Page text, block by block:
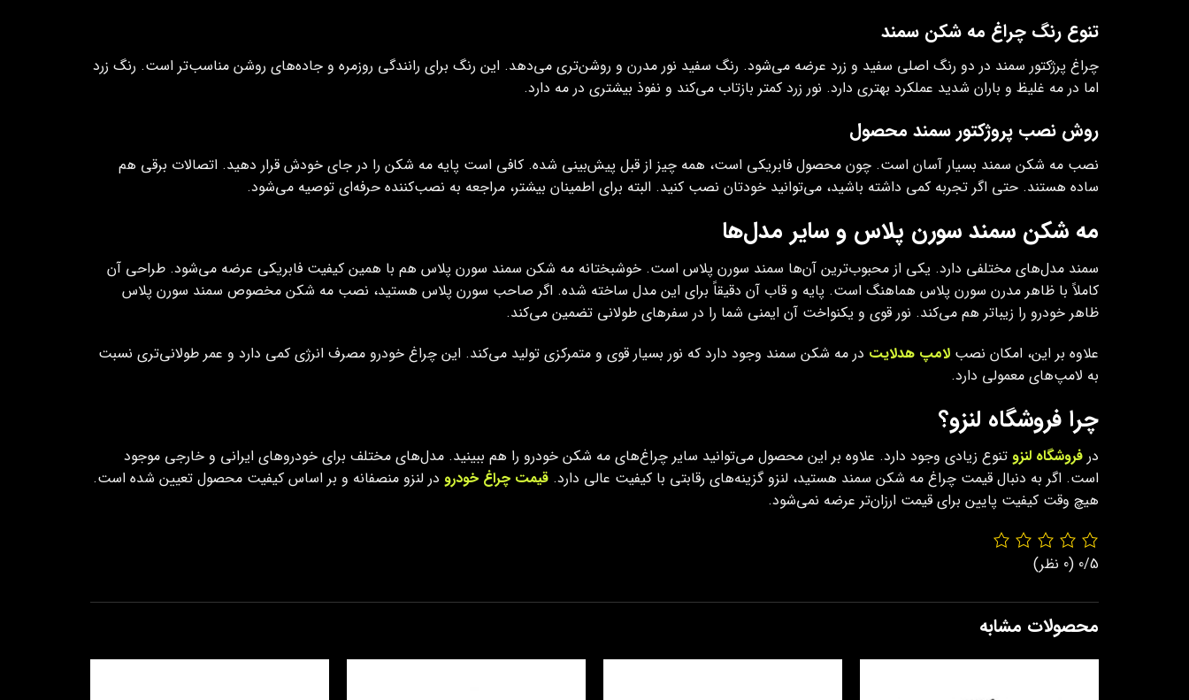
تنوع رنگ چراغ مه شکن سمند
چراغ پرژکتور سمند در دو رنگ اصلی سفید و زرد عرضه می‌شود. رنگ سفید نور مدرن و روشن‌تری می‌دهد. این رنگ برای رانندگی روزمره و جاده‌های روشن مناسب‌تر است. رنگ زرد
اما در مه غلیظ و باران شدید عملکرد بهتری دارد. نور زرد کمتر بازتاب می‌کند و نفوذ بیشتری در مه دارد.
روش نصب پروژکتور سمند محصول
نصب مه شکن سمند بسیار آسان است. چون محصول فابریکی است، همه چیز از قبل پیش‌بینی شده. کافی است پایه مه شکن را در جای خودش قرار دهید. اتصالات برقی هم
ساده هستند. حتی اگر تجربه کمی داشته باشید، می‌توانید خودتان نصب کنید. البته برای اطمینان بیشتر، مراجعه به نصب‌کننده حرفه‌ای توصیه می‌شود.
مه شکن سمند سورن پلاس و سایر مدل‌ها
سمند مدل‌های مختلفی دارد. یکی از محبوب‌ترین آن‌ها سمند سورن پلاس است. خوشبختانه مه شکن سمند سورن پلاس هم با همین کیفیت فابریکی عرضه می‌شود. طراحی آن
کاملاً با ظاهر مدرن سورن پلاس هماهنگ است. پایه و قاب آن دقیقاً برای این مدل ساخته شده. اگر صاحب سورن پلاس هستید، نصب مه شکن مخصوص سمند سورن پلاس
ظاهر خودرو را زیباتر هم می‌کند. نور قوی و یکنواخت آن ایمنی شما را در سفرهای طولانی تضمین می‌کند.
علاوه بر این، امکان نصب لامپ هدلایت در مه شکن سمند وجود دارد که نور بسیار قوی و متمرکزی تولید می‌کند. این چراغ خودرو مصرف انرژی کمی دارد و عمر طولانی‌تری نسبت
به لامپ‌های معمولی دارد.
چرا فروشگاه لنزو؟
در فروشگاه لنزو تنوع زیادی وجود دارد. علاوه بر این محصول می‌توانید سایر چراغ‌های مه شکن خودرو را هم ببینید. مدل‌های مختلف برای خودروهای ایرانی و خارجی موجود
است. اگر به دنبال قیمت چراغ مه شکن سمند هستید، لنزو گزینه‌های رقابتی با کیفیت عالی دارد. قیمت چراغ خودرو در لنزو منصفانه و بر اساس کیفیت محصول تعیین شده است.
هیچ وقت کیفیت پایین برای قیمت ارزان‌تر عرضه نمی‌شود.
0/5 (0 نظر)
محصولات مشابه